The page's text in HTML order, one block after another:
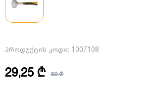
პროდუქტის კოდი: 1007108
29,25 ₾ 39 ₾